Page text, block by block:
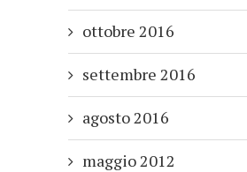
ottobre 2016
settembre 2016
agosto 2016
maggio 2012